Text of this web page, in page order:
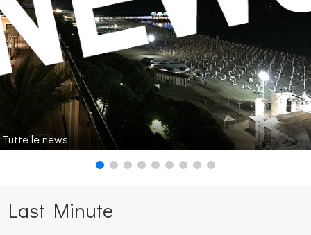
Tutte le news
Last Minute